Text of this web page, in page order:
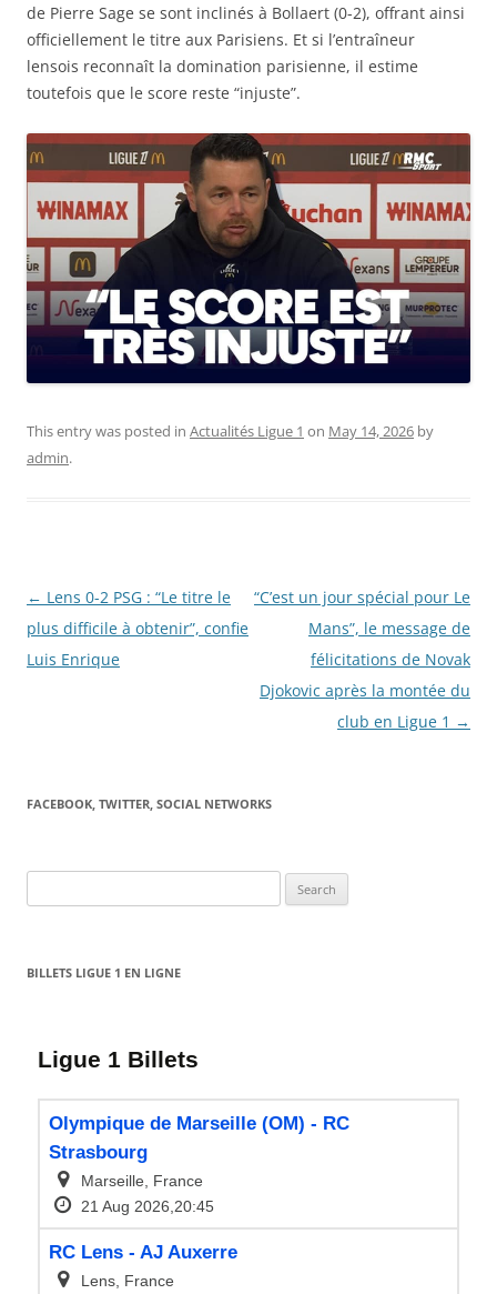
de Pierre Sage se sont inclinés à Bollaert (0-2), offrant ainsi
officiellement le titre aux Parisiens. Et si l’entraîneur
lensois reconnaît la domination parisienne, il estime
toutefois que le score reste “injuste”.
This entry was posted in Actualités Ligue 1 on May 14, 2026 by
admin.
Post
navigation
← Lens 0-2 PSG : “Le titre le
plus difficile à obtenir”, confie
Luis Enrique
“C’est un jour spécial pour Le
Mans”, le message de
félicitations de Novak
Djokovic après la montée du
club en Ligue 1 →
FACEBOOK, TWITTER, SOCIAL NETWORKS
for:
BILLETS LIGUE 1 EN LIGNE